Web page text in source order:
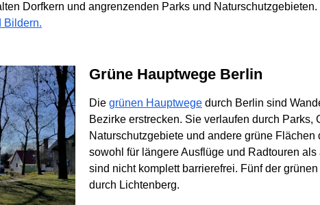
Dorfkern und angrenzenden Parks und Naturschutzgebieten.
Bildern.
Grüne Hauptwege Berlin
Die grünen Hauptwege durch Berlin sind
Bezirke erstrecken. Sie verlaufen durch Parks,
Naturschutzgebiete und andere grüne Flächen
sowohl für längere Ausflüge und Radtouren
sind nicht komplett barrierefrei. Fünf der
durch Lichtenberg.